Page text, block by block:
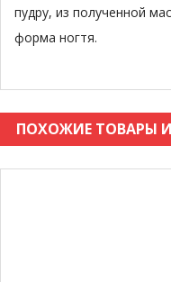
пудру, из полученной
форма ногтя.
ПОХОЖИЕ ТОВАРЫ